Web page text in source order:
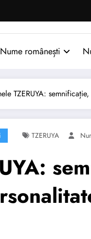
Nume românești
TZERUYA:
TZERUYA